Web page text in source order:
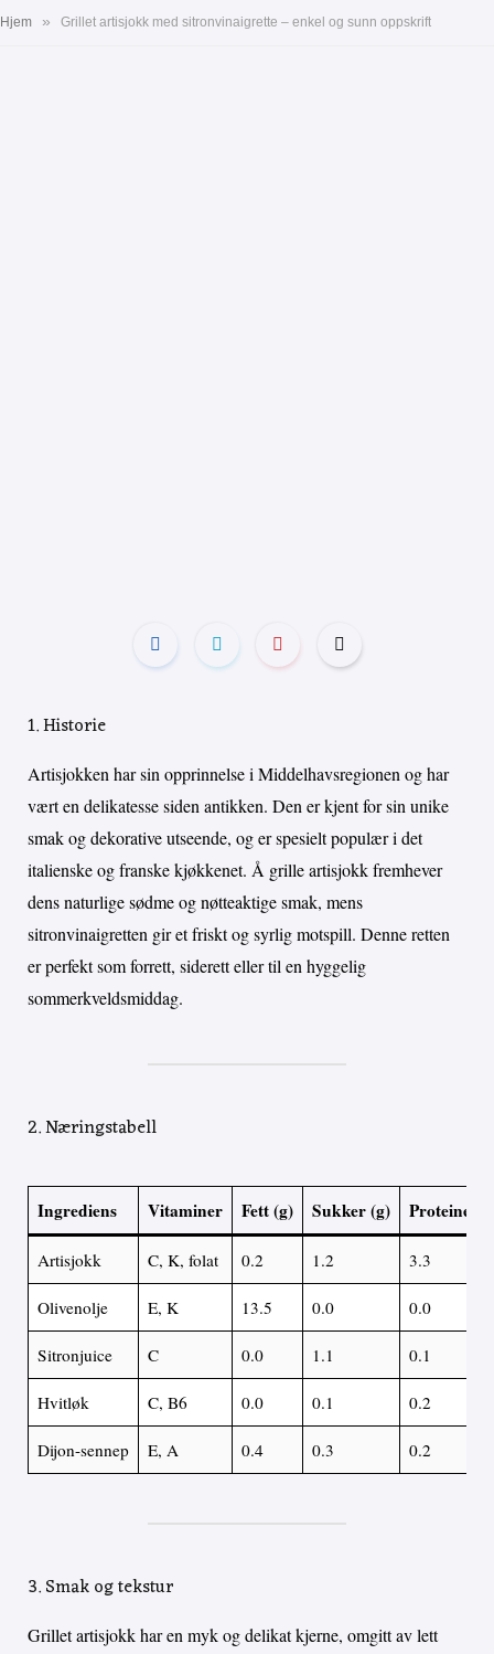
Hjem » Grillet artisjokk med sitronvinaigrette – enkel og sunn oppskrift
1. Historie
Artisjokken har sin opprinnelse i Middelhavsregionen og har
vært en delikatesse siden antikken. Den er kjent for sin unike
smak og dekorative utseende, og er spesielt populær i det
italienske og franske kjøkkenet. Å grille artisjokk fremhever
dens naturlige sødme og nøtteaktige smak, mens
sitronvinaigretten gir et friskt og syrlig motspill. Denne retten
er perfekt som forrett, siderett eller til en hyggelig
sommerkveldsmiddag.
2. Næringstabell
Ingrediens Vitaminer Fett (g) Sukker (g) Proteiner
Artisjokk C, K, folat 0.2 1.2 3.3
Olivenolje E, K 13.5 0.0 0.0
Sitronjuice C 0.0 1.1 0.1
Hvitløk C, B6 0.0 0.1 0.2
Dijon-sennep E, A 0.4 0.3 0.2
3. Smak og tekstur
Grillet artisjokk har en myk og delikat kjerne, omgitt av lett